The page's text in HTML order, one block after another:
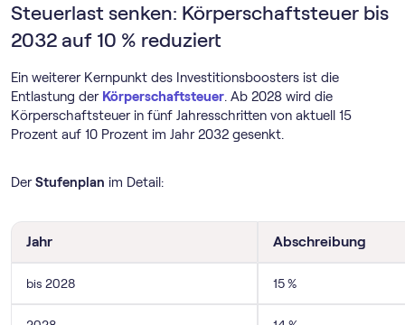
Steuerlast senken: Körperschaftsteuer bis
2032 auf 10 % reduziert
Ein weiterer Kernpunkt des Investitionsboosters ist die
Entlastung der Körperschaftsteuer. Ab 2028 wird die
Körperschaftsteuer in fünf Jahresschritten von aktuell 15
Prozent auf 10 Prozent im Jahr 2032 gesenkt.
DerStufenplan im Detail:
Jahr Abschreibung
bis 2028 15 %